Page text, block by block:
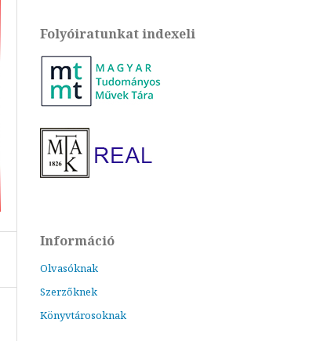
Folyóiratunkat indexeli
Információ
Olvasóknak
Szerzőknek
Könyvtárosoknak